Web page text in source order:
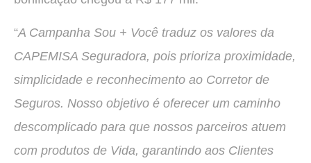
“A Campanha Sou + Você traduz os valores da
CAPEMISA Seguradora, pois prioriza proximidade,
simplicidade e reconhecimento ao Corretor de
Seguros. Nosso objetivo é oferecer um caminho
descomplicado para que nossos parceiros atuem
com produtos de Vida, garantindo aos Clientes